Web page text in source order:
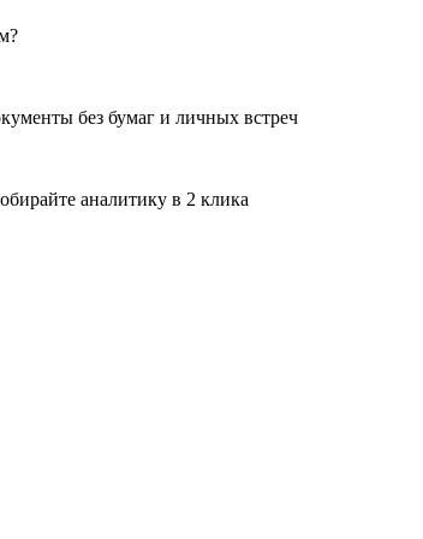
без бумаг и личных встреч
аналитику в 2 клика